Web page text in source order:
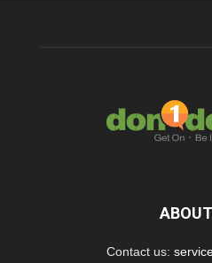
Contact us: